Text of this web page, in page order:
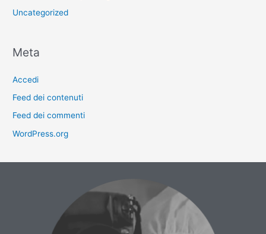
Uncategorized
Meta
Accedi
Feed dei contenuti
Feed dei commenti
WordPress.org